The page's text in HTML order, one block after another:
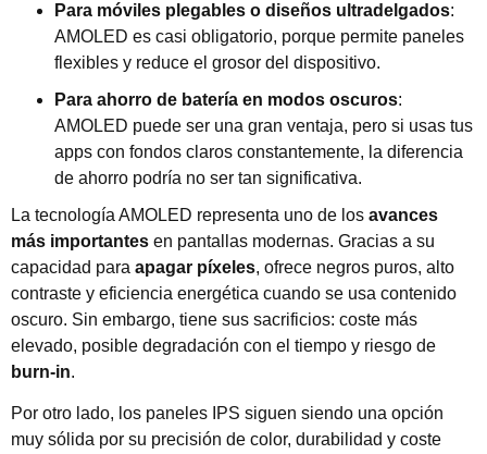
Para móviles plegables o diseños ultradelgados:
AMOLED es casi obligatorio, porque permite paneles
flexibles y reduce el grosor del dispositivo.
Para ahorro de batería en modos oscuros:
AMOLED puede ser una gran ventaja, pero si usas tus
apps con fondos claros constantemente, la diferencia
de ahorro podría no ser tan significativa.
La tecnología AMOLED representa uno de los avances
más importantes en pantallas modernas. Gracias a su
capacidad para apagar píxeles, ofrece negros puros, alto
contraste y eficiencia energética cuando se usa contenido
oscuro. Sin embargo, tiene sus sacrificios: coste más
elevado, posible degradación con el tiempo y riesgo de
burn-in.
Por otro lado, los paneles IPS siguen siendo una opción
muy sólida por su precisión de color, durabilidad y coste